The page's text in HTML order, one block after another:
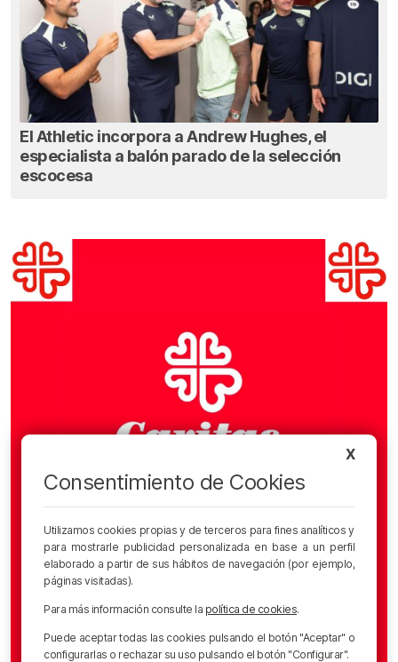
El Athletic incorpora a Andrew Hughes, el
especialista a balón parado de la selección
escocesa
X
Consentimiento de Cookies
Utilizamos cookies propias y de terceros para fines analíticos y
para mostrarle publicidad personalizada en base a un perfil
elaborado a partir de sus hábitos de navegación (por ejemplo,
páginas visitadas).
Para más información consulte la política de cookies.
Puede aceptar todas las cookies pulsando el botón "Aceptar" o
configurarlas o rechazar su uso pulsando el botón "Configurar".